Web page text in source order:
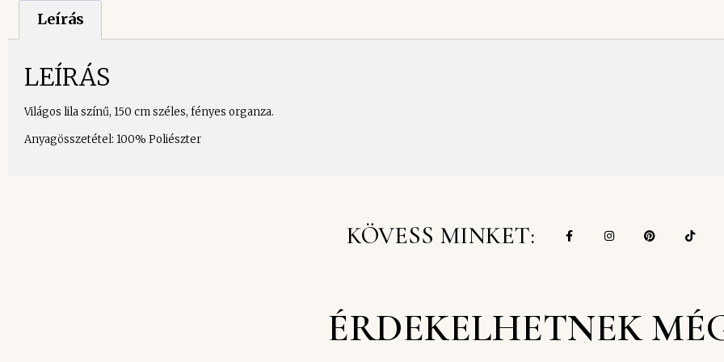
Leírás
LEÍRÁS
Világos lila színű, 150 cm széles, fényes organza.
Anyagösszetétel: 100% Poliészter
KÖVESS MINKET:
ÉRDEKELHETNEK